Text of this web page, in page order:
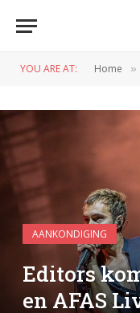
YOU ARE AT: Home »
AANKONDIGING
Editors
en AFAS